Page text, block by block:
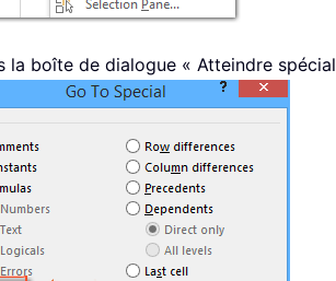
la boîte de dialogue « Atteindre